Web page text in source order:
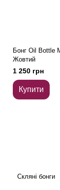
Бонг Oil Bottle
Жовтий
1 250 грн
Купити
Скляні бонги